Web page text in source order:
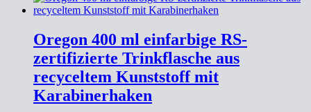
Oregon 400 ml einfarbige RS-
zertifizierte Trinkflasche aus
recyceltem Kunststoff mit
Karabinerhaken